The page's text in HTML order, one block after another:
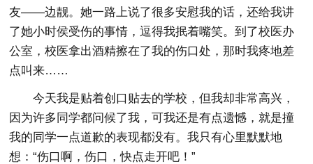
友——边靓。她一路上说了很多安慰我的话，还给我讲
了她小时侯受伤的事情，逗得我抿着嘴笑。到了校医办
公室，校医拿出酒精擦在了我的伤口处，那时我疼地差
点叫来……
今天我是贴着创口贴去的学校，但我却非常高兴，
因为许多同学都问候了我，可我还是有点遗憾，就是撞
我的同学一点道歉的表现都没有。我只有心里默默地
想：“伤口啊，伤口，快点走开吧！”